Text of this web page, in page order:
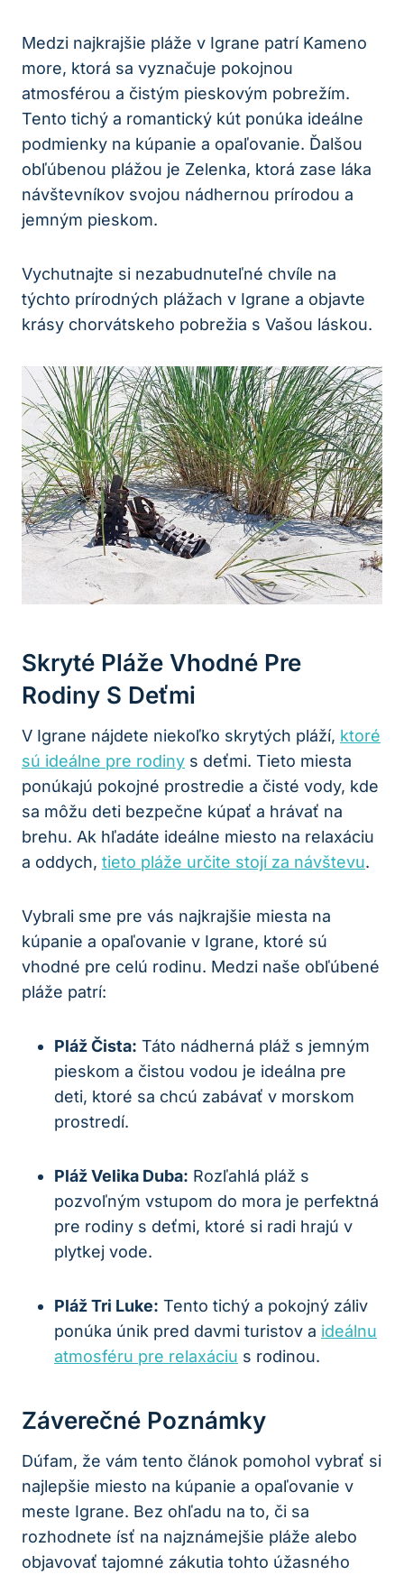
Medzi najkrajšie pláže v Igrane patrí Kameno
more, ktorá sa vyznačuje pokojnou
atmosférou a čistým pieskovým pobrežím.
Tento tichý a romantický kút ponúka ideálne
podmienky na kúpanie a opaľovanie. Ďalšou
obľúbenou plážou je Zelenka, ktorá zase láka
návštevníkov svojou nádhernou prírodou a
jemným pieskom.
Vychutnajte si nezabudnuteľné chvíle na
týchto prírodných plážach v Igrane a objavte
krásy chorvátskeho pobrežia s Vašou láskou.
Skryté Pláže Vhodné Pre
Rodiny S Deťmi
V Igrane nájdete niekoľko skrytých pláží, ktoré
sú ideálne pre rodiny s deťmi. Tieto miesta
ponúkajú pokojné prostredie a čisté vody, kde
sa môžu deti bezpečne kúpať a hrávať na
brehu. Ak hľadáte ideálne miesto na relaxáciu
a oddych, tieto pláže určite stojí za návštevu.
Vybrali sme pre vás najkrajšie miesta na
kúpanie a opaľovanie v Igrane, ktoré sú
vhodné pre celú rodinu. Medzi naše obľúbené
pláže patrí:
Pláž Čista: Táto nádherná pláž s jemným
pieskom a čistou vodou je ideálna pre
deti, ktoré sa chcú zabávať v morskom
prostredí.
Pláž Velika Duba: Rozľahlá pláž s
pozvoľným vstupom do mora je perfektná
pre rodiny s deťmi, ktoré si radi hrajú v
plytkej vode.
Pláž Tri Luke: Tento tichý a pokojný záliv
ponúka únik pred davmi turistov a ideálnu
atmosféru pre relaxáciu s rodinou.
Záverečné Poznámky
Dúfam, že vám tento článok pomohol vybrať si
najlepšie miesto na kúpanie a opaľovanie v
meste Igrane. Bez ohľadu na to, či sa
rozhodnete ísť na najznámejšie pláže alebo
objavovať tajomné zákutia tohto úžasného